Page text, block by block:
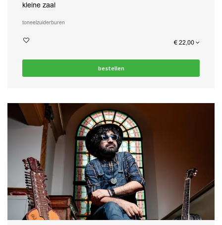
kleine zaal
toneelzuiderburen
€ 22,00
bestellen